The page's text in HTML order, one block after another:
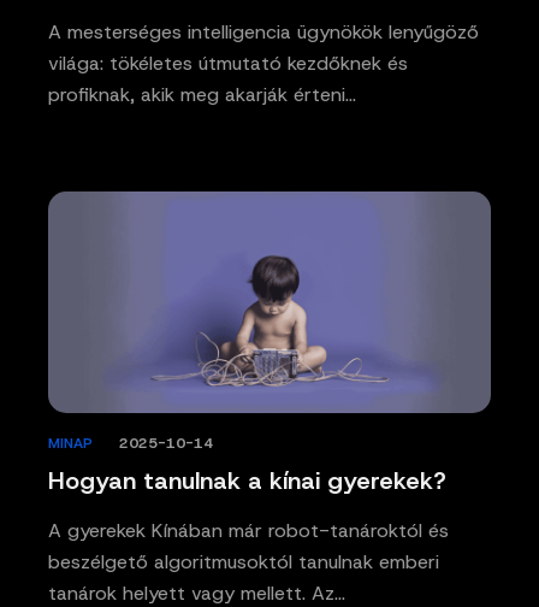
A mesterséges intelligencia ügynökök lenyűgöző
világa: tökéletes útmutató kezdőknek és
profiknak, akik meg akarják érteni…
Hogyan tanulnak a kínai gyerekek?
MINAP 2025-10-14
A gyerekek Kínában már robot-tanároktól és
beszélgető algoritmusoktól tanulnak emberi
tanárok helyett vagy mellett. Az…